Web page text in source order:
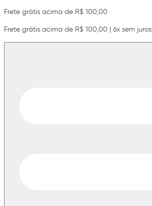
Frete grátis acima de R$ 100,00
Frete grátis acima de R$ 100,00 | 6x sem juros